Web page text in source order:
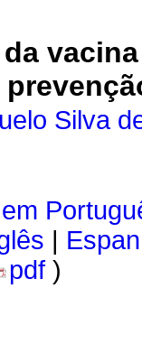
Silva
pdf )